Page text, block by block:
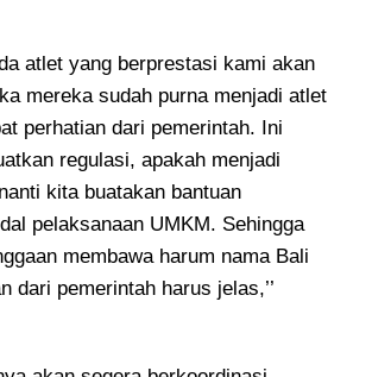
atlet yang berprestasi kami akan
mereka sudah purna menjadi atlet
perhatian dari pemerintah. Ini
regulasi, apakah menjadi
kita buatakan bantuan
pelaksanaan UMKM. Sehingga
membawa harum nama Bali
dari pemerintah harus jelas,’’